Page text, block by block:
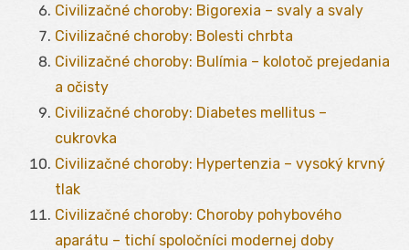
Civilizačné choroby: Bigorexia – svaly a svaly
Civilizačné choroby: Bolesti chrbta
Civilizačné choroby: Bulímia – kolotoč prejedania
a očisty
Civilizačné choroby: Diabetes mellitus –
cukrovka
Civilizačné choroby: Hypertenzia – vysoký krvný
tlak
Civilizačné choroby: Choroby pohybového
aparátu – tichí spoločníci modernej doby